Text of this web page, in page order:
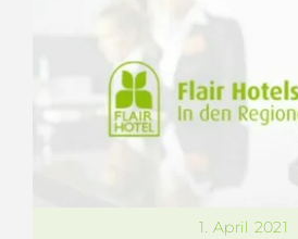
1. April 2021